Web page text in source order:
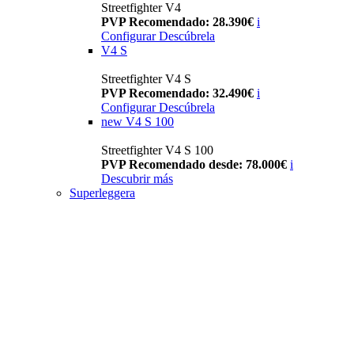
Streetfighter V4
PVP Recomendado: 28.390€ i
Configurar Descúbrela
V4 S
Streetfighter V4 S
PVP Recomendado: 32.490€ i
Configurar Descúbrela
new V4 S 100
Streetfighter V4 S 100
PVP Recomendado desde: 78.000€ i
Descubrir más
Superleggera